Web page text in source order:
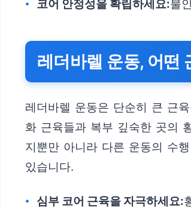
코어 안정성을 확립하세요:불
레더바렐 운동, 어떤
레더바렐 운동은 단순히 큰 근
화 근육들과 복부 깊숙한 곳의
지뿐만 아니라 다른 운동의 수
있습니다.
심부 코어 근육을 자극하세요: